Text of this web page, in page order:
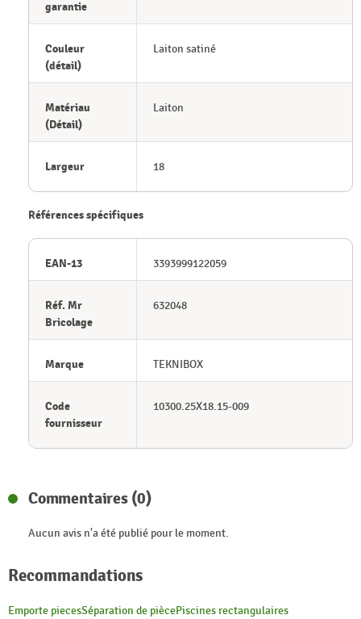
garantie
Couleur
(détail)
Laiton satiné
Matériau
(Détail)
Laiton
Largeur 18
Références spécifiques
EAN-13 3393999122059
Réf. Mr
Bricolage
632048
Marque TEKNIBOX
Code
fournisseur
10300.25X18.15-009
Commentaires (0)
Aucun avis n'a été publié pour le moment.
Recommandations
Emporte piecesSéparation de piècePiscines rectangulaires